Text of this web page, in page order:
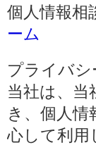
個人情報相
ーム
プライバ
当社は、当
き、個人
心して利用